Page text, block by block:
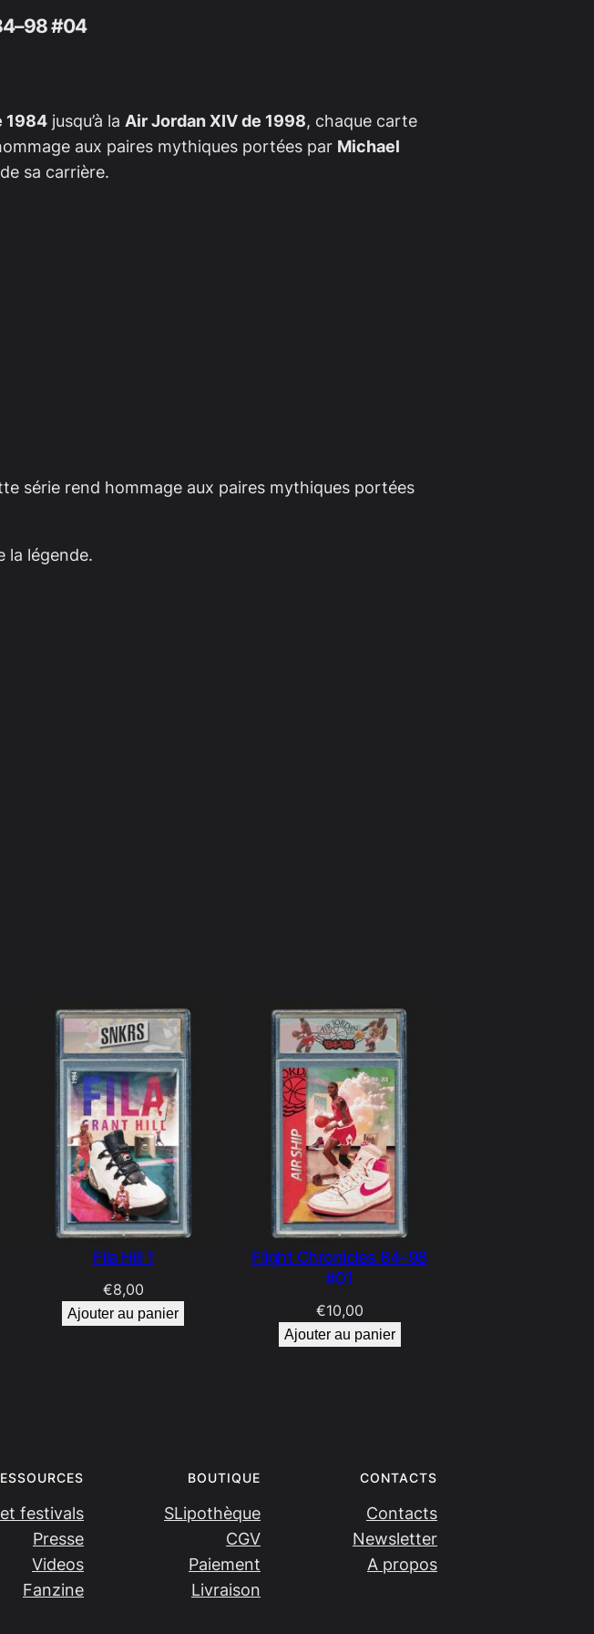
#04
1984 jusqu’à la Air Jordan XIV de 1998, chaque carte
aux paires mythiques portées par Michael
sa carrière.
série rend hommage aux paires mythiques portées
la légende.
Fila Hill 1
€8,00
Ajouter au panier
Flight Chronicles 84–98
#01
€10,00
Ajouter au panier
festivals
Presse
Videos
Fanzine
BOUTIQUE
SLipothèque
CGV
Paiement
Livraison
CONTACTS
Contacts
Newsletter
A propos